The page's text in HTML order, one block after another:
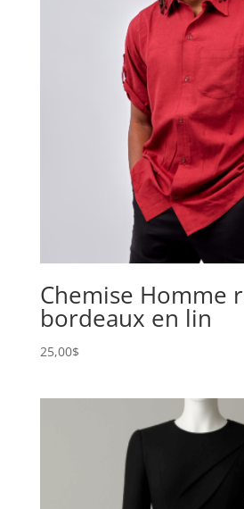
Chemise Homme
bordeaux en lin
25,00$